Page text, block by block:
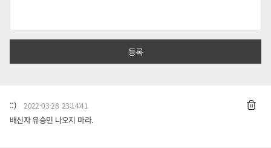
::) 2022-03-28 23:14:41
배신자 유승민 나오지 마라.